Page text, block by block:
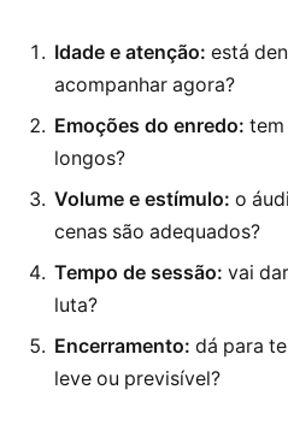
Idade e atenção: está
acompanhar agora?
Emoções do enredo: tem
longos?
Volume e estímulo: o
cenas são adequados?
Tempo de sessão: vai
luta?
Encerramento: dá para
leve ou previsível?